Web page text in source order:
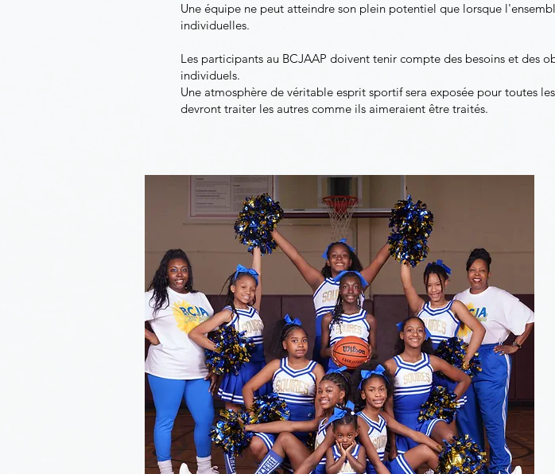
Une équipe ne peut atteindre son plein potentiel que lorsque
individuelles.
Les participants au BCJAAP doivent tenir compte des besoins et des
individuels.
Une atmosphère de véritable esprit sportif sera exposée pour toutes
devront traiter les autres comme ils aimeraient être traités.